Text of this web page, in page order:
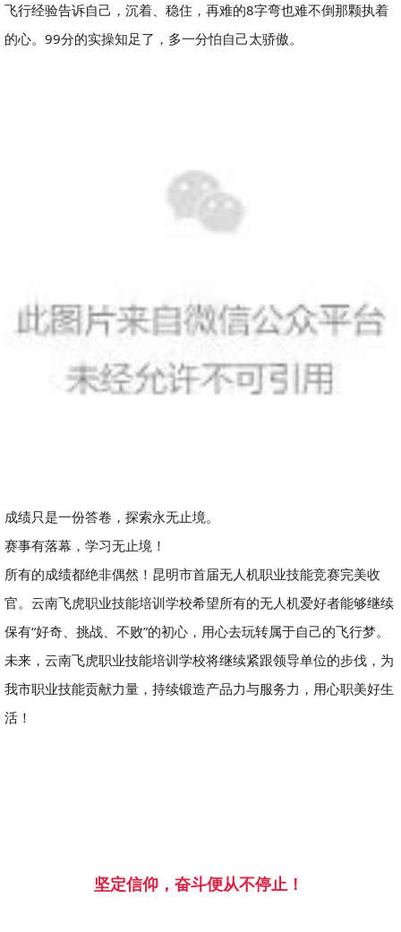
飞行经验告诉自己，沉着、稳住，再难的8字弯也难不倒那颗执着
的心。99分的实操知足了，多一分怕自己太骄傲。
成绩只是一份答卷，探索永无止境。
赛事有落幕，学习无止境！
所有的成绩都绝非偶然！昆明市首届无人机职业技能竞赛完美收
官。云南飞虎职业技能培训学校希望所有的无人机爱好者能够继续
保有“好奇、挑战、不败”的初心，用心去玩转属于自己的飞行梦。
未来，云南飞虎职业技能培训学校将继续紧跟领导单位的步伐，为
我市职业技能贡献力量，持续锻造产品力与服务力，用心职美好生
活！
坚定信仰，奋斗便从不停止！